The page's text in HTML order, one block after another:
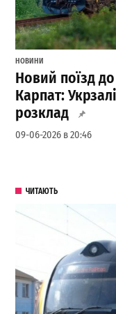
НОВИНИ
Новий поїзд
Карпат:
розклад
09-06-2026 в 20:46
ЧИТАЮТЬ